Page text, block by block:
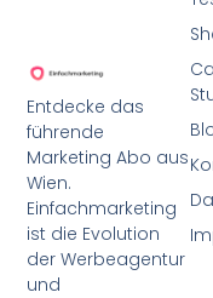
Entdecke das
führende
Marketing Abo aus
Wien.
Einfachmarketing
ist die Evolution
der Werbeagentur
und